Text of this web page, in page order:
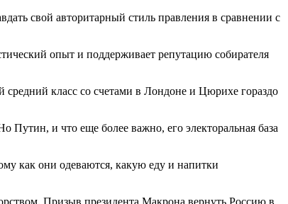
свой авторитарный стиль правления в сравнении с
опыт и поддерживает репутацию собирателя
средний класс со счетами в Лондоне и Цюрихе гораздо
и что еще более важно, его электоральная база
как они одеваются, какую еду и напитки
Призыв президента Макрона вернуть Россию в